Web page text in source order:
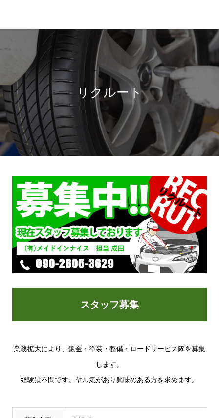
リクルート
スタッフ募集
業務拡大により、鈑金・塗装・整備・ロードサービス隊を募集
します。
経験は不問です。ヤル気があり興味のある方を求めます。